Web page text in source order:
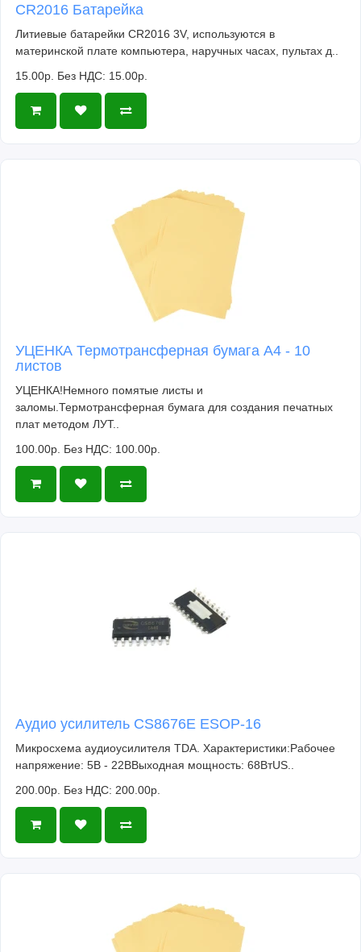
CR2016 Батарейка
Литиевые батарейки CR2016 3V, используются в
материнской плате компьютера, наручных часах, пультах д..
15.00р. Без НДС: 15.00р.
УЦЕНКА Термотрансферная бумага А4 - 10
листов
УЦЕНКА!Немного помятые листы и
заломы.Термотрансферная бумага для создания печатных
плат методом ЛУТ..
100.00р. Без НДС: 100.00р.
Аудио усилитель CS8676E ESOP-16
Микросхема аудиоусилителя TDA. Характеристики:Рабочее
напряжение: 5В - 22ВВыходная мощность: 68ВтUS..
200.00р. Без НДС: 200.00р.